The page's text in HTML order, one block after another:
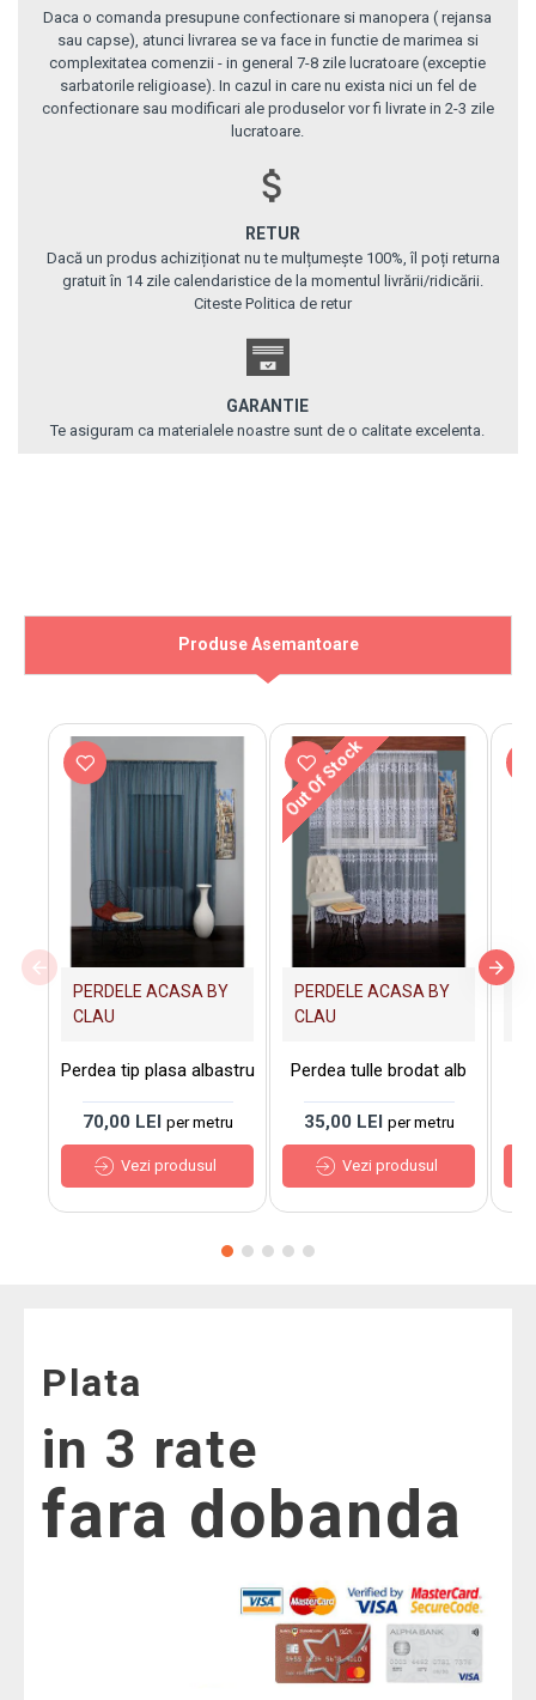
Daca o comanda presupune confectionare si manopera ( rejansa
sau capse), atunci livrarea se va face in functie de marimea si
complexitatea comenzii - in general 7-8 zile lucratoare (exceptie
sarbatorile religioase). In cazul in care nu exista nici un fel de
confectionare sau modificari ale produselor vor fi livrate in 2-3 zile
lucratoare.
RETUR
Dacă un produs achiziționat nu te mulțumește 100%, îl poți returna
gratuit în 14 zile calendaristice de la momentul livrării/ridicării.
Citeste Politica de retur
GARANTIE
Te asiguram ca materialele noastre sunt de o calitate excelenta.
Produse Asemantoare
PERDELE ACASA BY
CLAU
Perdea tip plasa albastru
70,00 LEI per metru
Vezi produsul
Out Of Stock
PERDELE ACASA BY
CLAU
Perdea tulle brodat alb
35,00 LEI per metru
Vezi produsul
Plata
in 3 rate
fara dobanda